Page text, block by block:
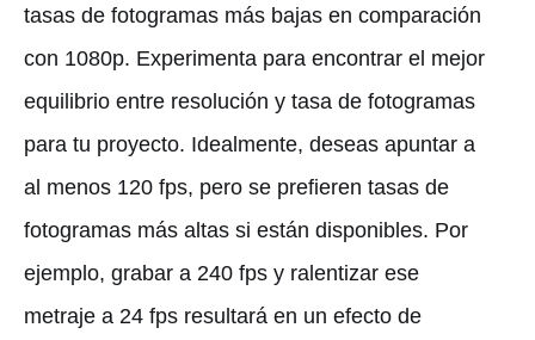
tasas de fotogramas más bajas en comparación
con 1080p. Experimenta para encontrar el mejor
equilibrio entre resolución y tasa de fotogramas
para tu proyecto. Idealmente, deseas apuntar a
al menos 120 fps, pero se prefieren tasas de
fotogramas más altas si están disponibles. Por
ejemplo, grabar a 240 fps y ralentizar ese
metraje a 24 fps resultará en un efecto de